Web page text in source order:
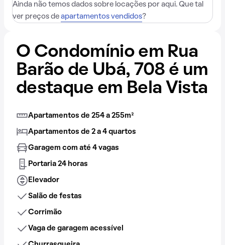
Ainda não temos dados sobre locações por aqui. Que tal
ver preços de apartamentos vendidos?
O Condomínio em Rua
Barão de Ubá, 708 é um
destaque em Bela Vista
Apartamentos de 254 a 255m²
Apartamentos de 2 a 4 quartos
Garagem com até 4 vagas
Portaria 24 horas
Elevador
Salão de festas
Corrimão
Vaga de garagem acessível